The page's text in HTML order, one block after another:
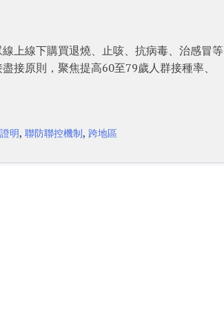
上線下購買退燒、止咳、抗病毒、治感冒等
接原則，聚焦提高60至79歲人群接種率、
明,聯防聯控機制, 跨地區